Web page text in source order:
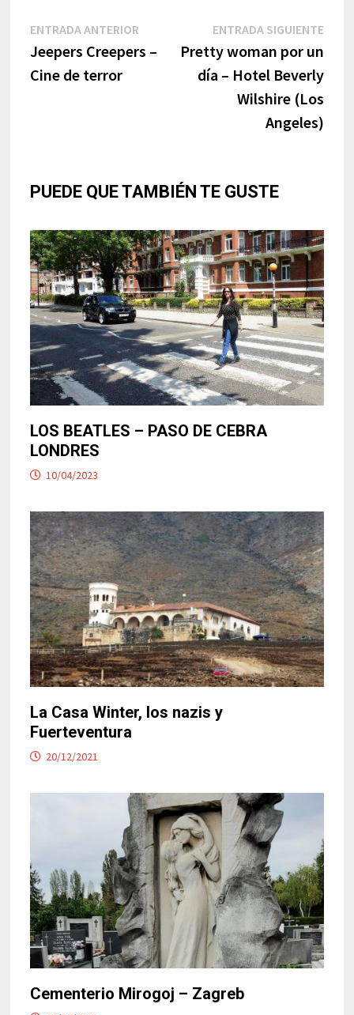
Navegación
de
ENTRADA ANTERIOREntrada
anterior:
Jeepers Creepers –
Cine de terror
ENTRADA SIGUIENTE
Pretty woman por un
día – Hotel Beverly
Wilshire (Los
Angeles)
PUEDE QUE TAMBIÉN TE GUSTE
LOS BEATLES – PASO DE CEBRA
LONDRES
10/04/2023
La Casa Winter, los nazis y
Fuerteventura
20/12/2021
Cementerio Mirogoj – Zagreb